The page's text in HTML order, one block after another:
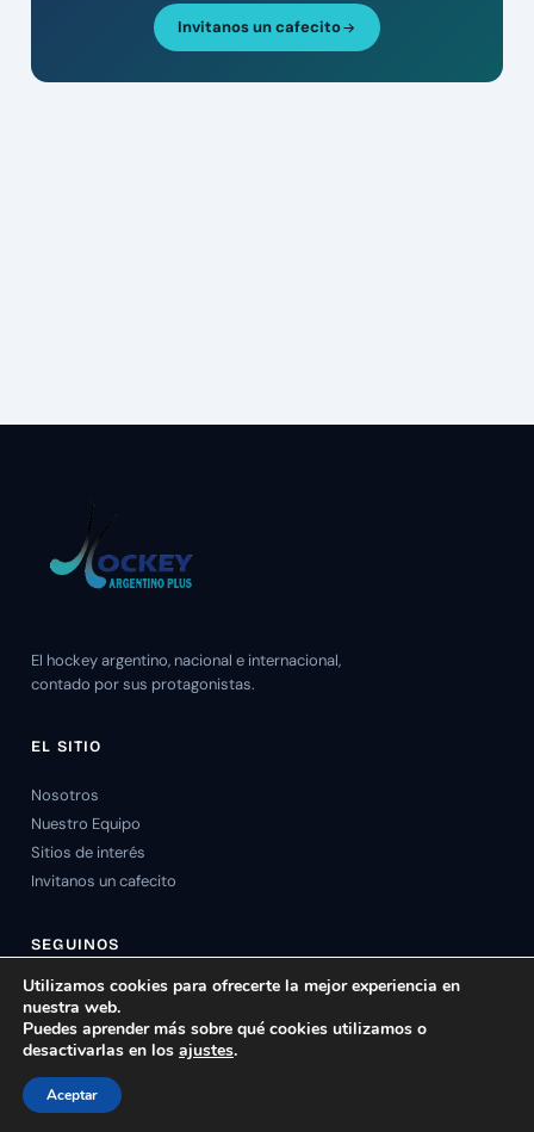
Invitanos un cafecito
El hockey argentino, nacional e internacional,
contado por sus protagonistas.
EL SITIO
Nosotros
Nuestro Equipo
Sitios de interés
Invitanos un cafecito
SEGUINOS
© 2026 Hockey Argentino Plus. Todos los derechos reservados.
Utilizamos cookies para ofrecerte la mejor experiencia en
nuestra web.
Puedes aprender más sobre qué cookies utilizamos o
desactivarlas en los ajustes.
Aceptar